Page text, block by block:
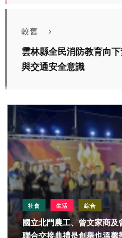
較舊
雲林縣全民消防教育向
與交通安全意識
社會 生活 綜合
國立北門農工、曾文家商
聯合交接典禮是創舉也溫馨